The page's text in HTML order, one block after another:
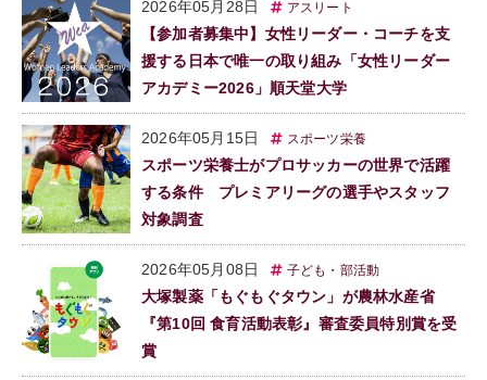
2026年05月28日 アスリート
【参加者募集中】女性リーダー・コーチを支
援する日本で唯一の取り組み「女性リーダー
アカデミー2026」順天堂大学
2026年05月15日 スポーツ栄養
スポーツ栄養士がプロサッカーの世界で活躍
する条件 プレミアリーグの選手やスタッフ
対象調査
2026年05月08日 子ども・部活動
大塚製薬「もぐもぐタウン」が農林水産省
『第10回 食育活動表彰』審査委員特別賞を受
賞